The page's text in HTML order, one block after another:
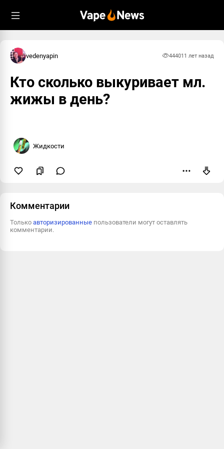
vedenyapin 444011 лет назад
Кто сколько выкуривает мл.
жижы в день?
Жидкости
Комментарии
Только авторизированные пользователи могут оставлять
комментарии.